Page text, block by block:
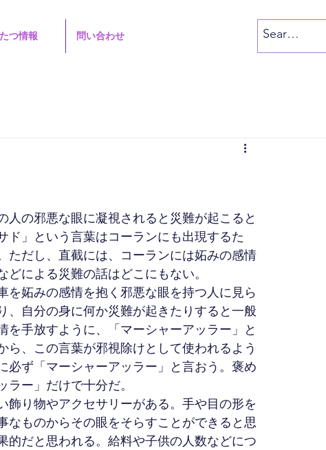
つ情報 問い合わせ
の邪悪な眼に凝視されると災難が起こると
ド」という言葉はコーランにも出現するた
ただし、直截には、コーランには妬みの感情
による災難の話はどこにもない。
妬みの感情を抱く邪悪な眼を持つ人に見ら
、自分の身に何か災難が起きたりすると一般
手放すように、「マーシャーアッラー」と
、この言葉が邪視除けとして使われるよう
必ず「マーシャーアッラー」と言おう。褒め
ー」だけで十分だ。
り物やアクセサリーがある。手や目の形を
なものからその眼をそらすことができると思
的だと思われる。給料や子供の人数などにつ